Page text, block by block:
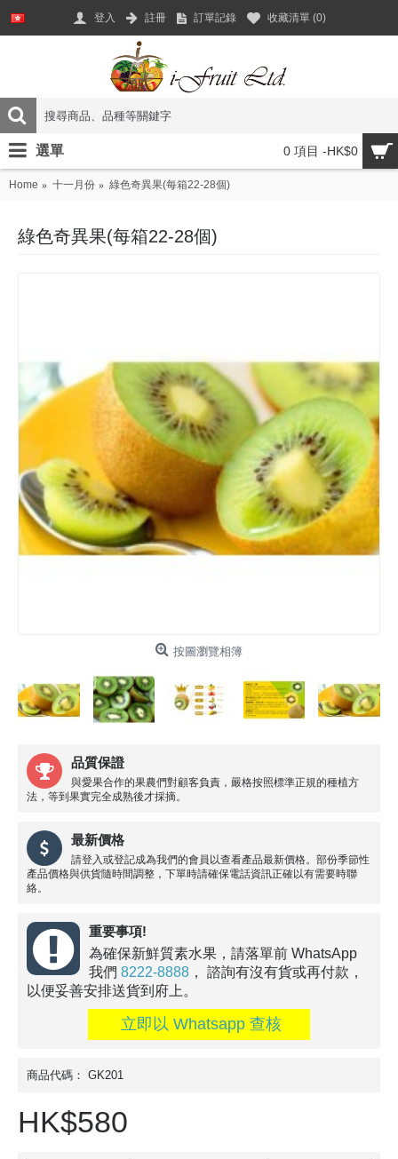
登入 註冊 訂單記錄 收藏清單 (0)
0 項目 -HK$0
選單
Home 十一月份 綠色奇異果(每箱22-28個)
綠色奇異果(每箱22-28個)
按圖瀏覽相簿
品質保證
與愛果合作的果農們對顧客負責，嚴格按照標準正規的種植方
法，等到果實完全成熟後才採摘。
最新價格
請登入或登記成為我們的會員以查看產品最新價格。部份季節性
產品價格與供貨隨時間調整，下單時請確保電話資訊正確以有需要時聯
絡。
重要事項!
為確保新鮮質素水果，請落單前 WhatsApp
我們 8222-8888 ， 諮詢有沒有貨或再付款，
以便妥善安排送貨到府上。
立即以 Whatsapp 查核
商品代碼： GK201
HK$580